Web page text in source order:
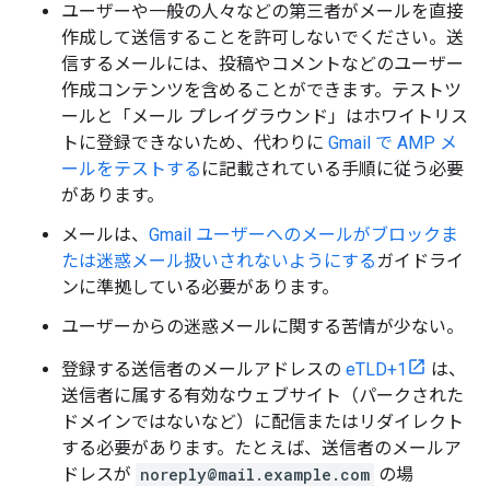
ユーザーや一般の人々などの第三者がメールを直接
作成して送信することを許可しないでください。送
信するメールには、投稿やコメントなどのユーザー
作成コンテンツを含めることができます。テストツ
ールと「メール プレイグラウンド」はホワイトリス
トに登録できないため、代わりに Gmail で AMP メ
ールをテストする に記載されている手順に従う必要
があります。
メールは、 Gmail ユーザーへのメールがブロックま
たは迷惑メール扱いされないようにする ガイドライ
ンに準拠している必要があります。
ユーザーからの迷惑メールに関する苦情が少ない。
登録する送信者のメールアドレスの eTLD+1
は、
送信者に属する有効なウェブサイト（パークされた
ドメインではないなど）に配信またはリダイレクト
する必要があります。たとえば、送信者のメールア
ドレスが noreply@mail.example.com の場